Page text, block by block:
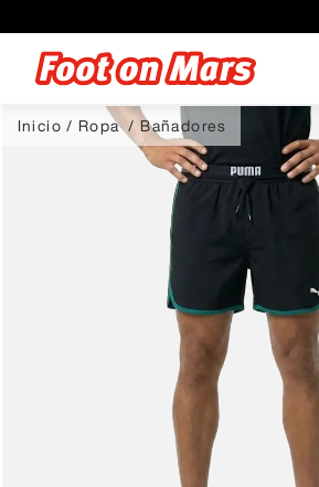
Ropa Bañadores